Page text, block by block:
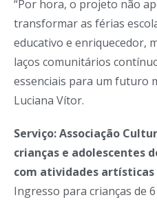
“Por hora, o projeto não
transformar as férias
educativo e enriquecedor,
laços comunitários
essenciais para um futuro
Luciana Vítor.
Serviço: Associação
crianças e adolescentes
com atividades
Ingresso para crianças de